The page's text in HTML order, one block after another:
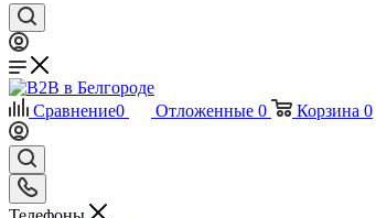
Сравнение0 Отложенные 0 Корзина 0